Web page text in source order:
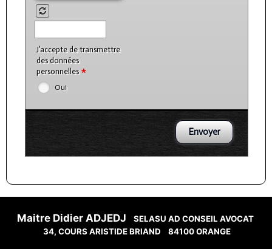
J’accepte de transmettre
des données
personnelles*
Oui
Maitre Didier ADJEDJ
SELASU AD CONSEIL AVOCAT
34, COURS ARISTIDE BRIAND
84100 ORANGE